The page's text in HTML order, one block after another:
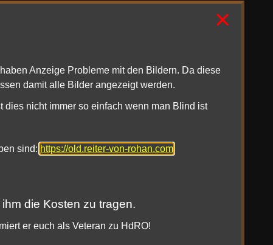
ausgetragen.
×
Anzeige Probleme mit den Bildern. Da diese
damit alle Bilder angezeigt werden.
nicht immer so einfach wenn man Blind ist
sind: https://old.reiter-von-rohan.com
die Kosten zu tragen.
er euch als Veteran zu HdRO!